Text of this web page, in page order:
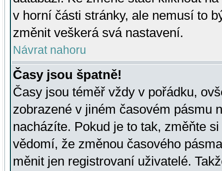
v horní části stránky, ale nemusí to
změnit veškerá svá nastavení.
Návrat nahoru
Časy jsou špatně!
Časy jsou téměř vždy v pořádku,
zobrazené v jiném časovém pásmu
nacházíte. Pokud je to tak, změňte
vědomí, že změnou časového
měnit jen registrovaní uživatelé.